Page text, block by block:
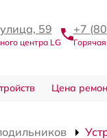
59
центра LG
+7
Цена